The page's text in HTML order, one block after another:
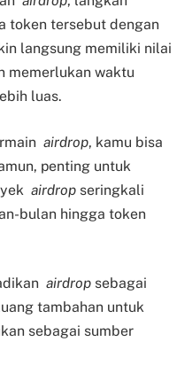
token tersebut dengan
langsung memiliki nilai
memerlukan waktu
luas.
airdrop, kamu bisa
penting untuk
airdrop seringkali
bulan hingga token
airdrop sebagai
tambahan untuk
sebagai sumber